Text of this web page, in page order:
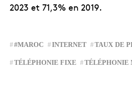
2023 et 71,3% en 2019.
#MAROC INTERNET TAUX DE
TÉLÉPHONIE FIXE TÉLÉPHONIE